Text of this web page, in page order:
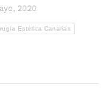
2020
Estética Canarias